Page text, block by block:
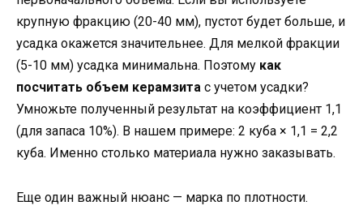
крупную фракцию (20-40 мм), пустот будет больше, и
усадка окажется значительнее. Для мелкой фракции
(5-10 мм) усадка минимальна. Поэтому как
посчитать объем керамзита с учетом усадки?
Умножьте полученный результат на коэффициент 1,1
(для запаса 10%). В нашем примере: 2 куба × 1,1 = 2,2
куба. Именно столько материала нужно заказывать.
Еще один важный нюанс — марка по плотности.